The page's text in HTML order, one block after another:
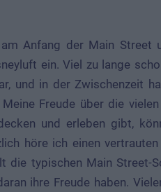
Anfang der Main Street
ein. Viel zu lange
und in der Zwischenzeit
Freude über die
und erleben gibt,
höre ich einen vertrauten
die typischen Main Street-
ihre Freude haben.